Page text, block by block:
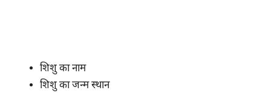
शिशु का नाम
शिशु का जन्म स्थान